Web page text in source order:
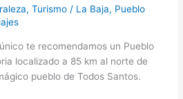
,Turismo / La Baja, Pueblo
te recomendamos un Pueblo
localizado a 85 km al norte de
pueblo de Todos Santos.